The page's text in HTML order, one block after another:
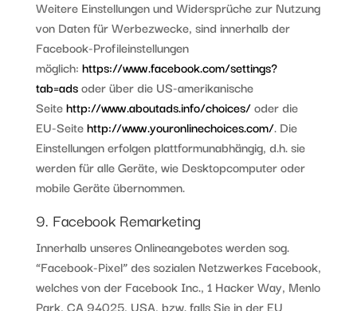
Weitere Einstellungen und Widersprüche zur Nutzung
von Daten für Werbezwecke, sind innerhalb der
Facebook-Profileinstellungen
möglich: https://www.facebook.com/settings?
tab=adsoder über die US-amerikanische
Seitehttp://www.aboutads.info/choices/oder die
EU-Seitehttp://www.youronlinechoices.com/. Die
Einstellungen erfolgen plattformunabhängig, d.h. sie
werden für alle Geräte, wie Desktopcomputer oder
mobile Geräte übernommen.
9. Facebook Remarketing
Innerhalb unseres Onlineangebotes werden sog.
“Facebook-Pixel” des sozialen Netzwerkes Facebook,
welches von der Facebook Inc., 1 Hacker Way, Menlo
Park, CA 94025, USA, bzw. falls Sie in der EU